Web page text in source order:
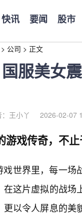
快讯 要闻 股市
> 公司 > 正文
服美女
王小丫 2026-02-07
游戏传奇，不
世界里，每一场
在这片虚拟的战
更以令人屏息的